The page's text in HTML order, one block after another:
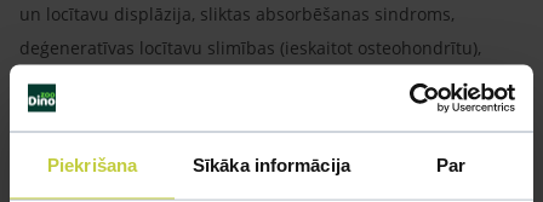
Piekrišana Sīkāka informācija Par
un locītavu displāzija, sliktas absorbēšanas sindroms,
deģeneratīvas locītavu slimības (ieskaitot osteohondrītu),
megaezofagus, pannus un citas acu slimību formas (reti
sastopamas), kuņģa uzpūšanās, alerģijas (pret pārtiku,
problēmas, iedzimts zobu trūkums. Dažām BŠA